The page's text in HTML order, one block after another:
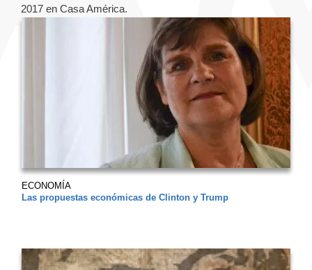
2017 en Casa América.
ECONOMÍA
Las propuestas económicas de Clinton y Trump